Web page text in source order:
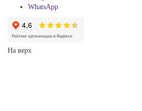
WhatsApp
На верх